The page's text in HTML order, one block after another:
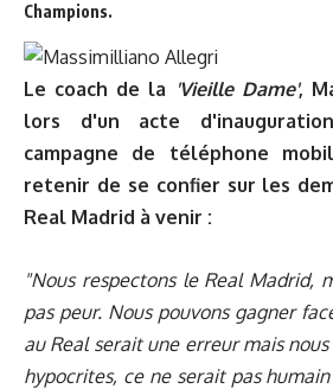
Champions.
Le coach de la 'Vieille Dame',
lors d'un acte
campagne de téléphone
retenir de se confier sur les
Real Madrid à venir :
"Nous respectons le Real Madrid,
pas peur. Nous pouvons gagner
au Real serait une erreur mais
hypocrites, ce ne serait pas